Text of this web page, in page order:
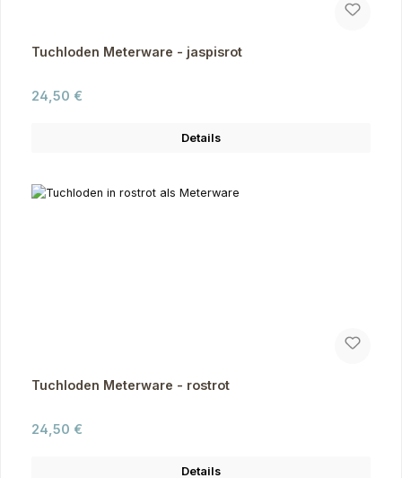
Tuchloden Meterware - jaspisrot
Regulärer Preis:
24,50 €
Details
Tuchloden Meterware - rostrot
Regulärer Preis:
24,50 €
Details